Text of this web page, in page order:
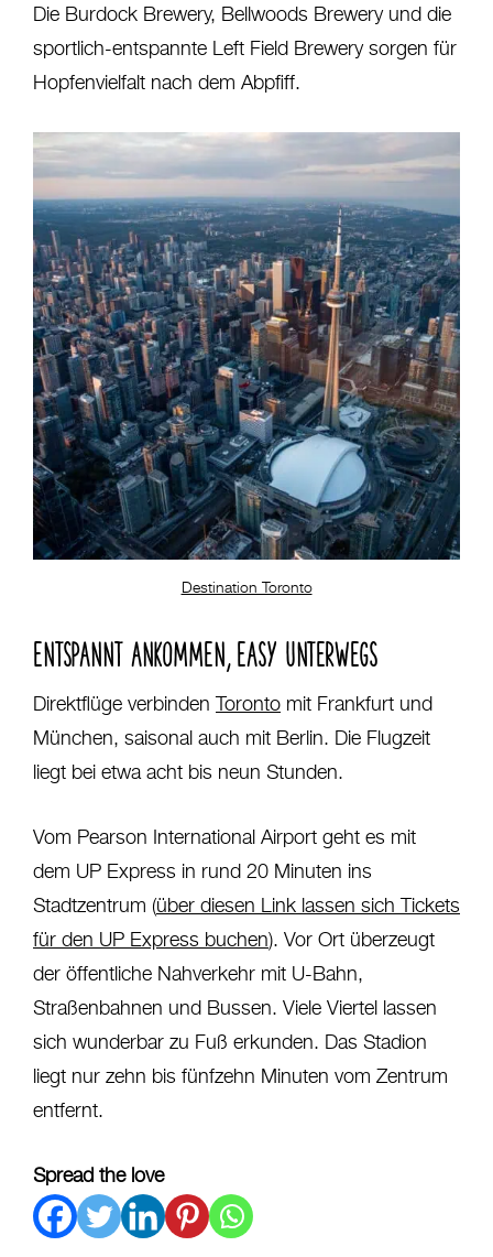
Die Burdock Brewery, Bellwoods Brewery und die
sportlich-entspannte Left Field Brewery sorgen für
Hopfenvielfalt nach dem Abpfiff.
Destination Toronto
ENTSPANNT ANKOMMEN, EASY UNTERWEGS
Direktflüge verbinden Toronto mit Frankfurt und
München, saisonal auch mit Berlin. Die Flugzeit
liegt bei etwa acht bis neun Stunden.
Vom Pearson International Airport geht es mit
dem UP Express in rund 20 Minuten ins
Stadtzentrum (über diesen Link lassen sich Tickets
für den UP Express buchen). Vor Ort überzeugt
der öffentliche Nahverkehr mit U-Bahn,
Straßenbahnen und Bussen. Viele Viertel lassen
sich wunderbar zu Fuß erkunden. Das Stadion
liegt nur zehn bis fünfzehn Minuten vom Zentrum
entfernt.
Spread the love